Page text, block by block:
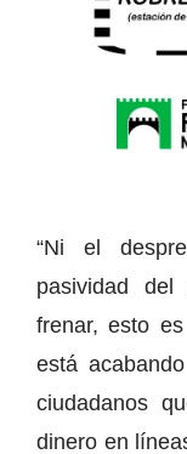
“Ni el
pasividad
frenar, esto
está
ciudadanos
dinero en